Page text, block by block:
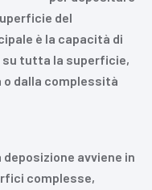
del
è la capacità di
su tutta la superficie,
dalla complessità
deposizione avviene in
complesse,